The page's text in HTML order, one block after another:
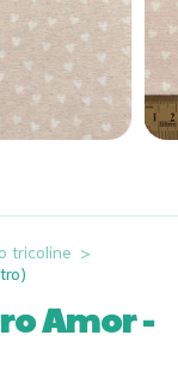
tricoline >
Amor -